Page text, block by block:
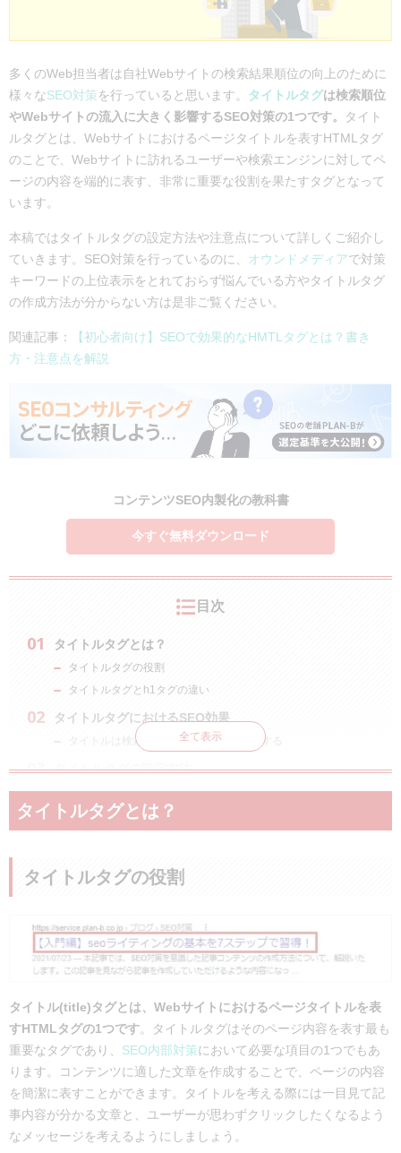
多くのWeb担当者は自社Webサイトの検索結果順位の向上のために
様々なSEO対策を行っていると思います。 タイトルタグは検索順位
やWebサイトの流入に大きく影響するSEO対策の1つです。
タイト
ルタグとは、Webサイトにおけるページタイトルを表すHTMLタグ
のことで、Webサイトに訪れるユーザーや検索エンジンに対してペ
ージの内容を端的に表す、非常に重要な役割を果たすタグとなって
います。
本稿ではタイトルタグの設定方法や注意点について詳しくご紹介し
ていきます。SEO対策を行っているのに、 オウンドメディアで対策
キーワードの上位表示をとれておらず悩んでいる方やタイトルタグ
の作成方法が分からない方は是非ご覧ください。
関連記事：
【初心者向け】SEOで効果的なHMTLタグとは？書き
方・注意点を解説
コンテンツSEO内製化の教科書
今すぐ無料ダウンロード
目次
タイトルタグとは？
タイトルタグの役割
タイトルタグとh1タグの違い
タイトルタグにおけるSEO効果
タイトルは検索ランキングの評価に影響する
タイトルタグの設定方法
記事内容と一致させる
タイトルタグの重複は避ける
クリックしたくなるタイトルにする
数字やカタカナを含める
狙っているキーワードを前半に入れる
簡潔な文言を意識する
タイトルが自動で書き換えられた！ 変更を防ぐ方法
は？
タイトルタグ生成のアルゴリズムについて
タイトルの自動変更を防ぐには？
H2：タイトルをつける際の注意点
重複コンテンツと判断されるような見出しはつけない
全て表示
タイトルタグとは？
タイトルタグの役割
タイトル(title)タグとは、Webサイトにおけるページタイトルを表
すHTMLタグの1つです。タイトルタグはそのページ内容を表す最も
重要なタグであり、 SEO内部対策において必要な項目の1つでもあ
ります。コンテンツに適した文章を作成することで、ページの内容
を簡潔に表すことができます。タイトルを考える際には一目見て記
事内容が分かる文章と、ユーザーが思わずクリックしたくなるよう
なメッセージを考えるようにしましょう。